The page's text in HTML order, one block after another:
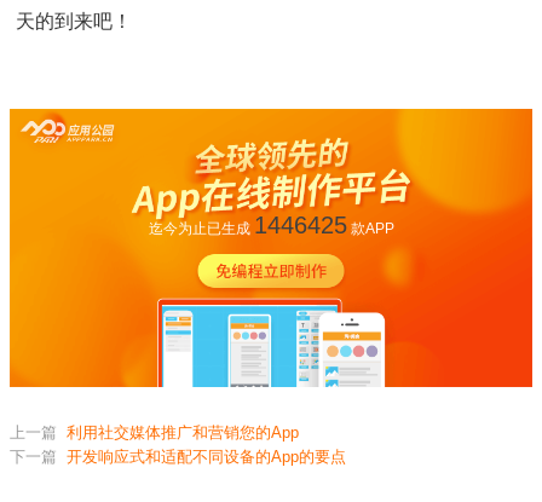
天的到来吧！
迄今为止已生成 1446425款APP
上一篇 利用社交媒体推广和营销您的App
下一篇 开发响应式和适配不同设备的App的要点